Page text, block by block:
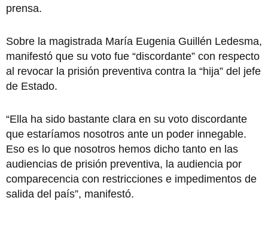
prensa.
Sobre la magistrada María Eugenia Guillén Ledesma,
manifestó que su voto fue “discordante” con respecto
al revocar la prisión preventiva contra la “hija” del jefe
de Estado.
“Ella ha sido bastante clara en su voto discordante
que estaríamos nosotros ante un poder innegable.
Eso es lo que nosotros hemos dicho tanto en las
audiencias de prisión preventiva, la audiencia por
comparecencia con restricciones e impedimentos de
salida del país”, manifestó.